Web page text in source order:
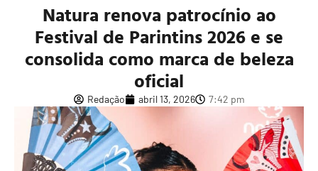
Natura renova patrocínio ao
Festival de Parintins 2026 e se
consolida como marca de beleza
oficial
Redação abril 13, 2026 7:42 pm